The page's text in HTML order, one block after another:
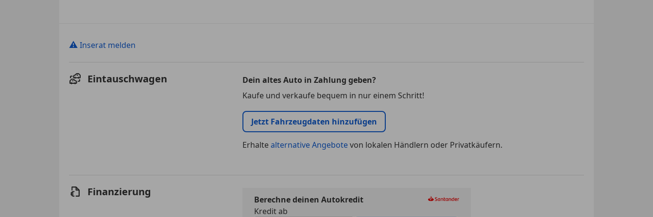
⚠ Inserat melden
Eintauschwagen
Dein altes Auto in Zahlung geben?
Kaufe und verkaufe bequem in nur einem Schritt!
Jetzt Fahrzeugdaten hinzufügen
Erhaltealternative Angebotevon lokalen Händlern oder Privatkäufern.
Finanzierung
Berechne deinen Autokredit
Kredit ab